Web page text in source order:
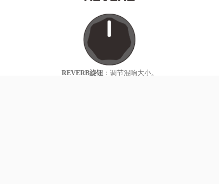
REVERB旋钮 ： 调节混响大小。